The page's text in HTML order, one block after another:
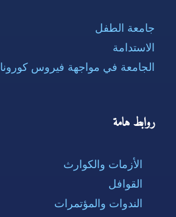
جامعة الطفل
الاستدامة
الجامعة في مواجهة فيروس كورونا
روابط هامة
الأزمات والكوارث
القوافل
الندوات والمؤتمرات